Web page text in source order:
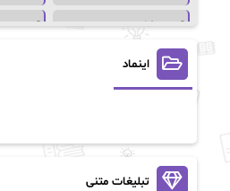
آسمان64 آسمان۶۵
آسیه احمدی
آن ماری سلینکو آنا تاد
آنالیا
اینماد
تبلیغات متنی